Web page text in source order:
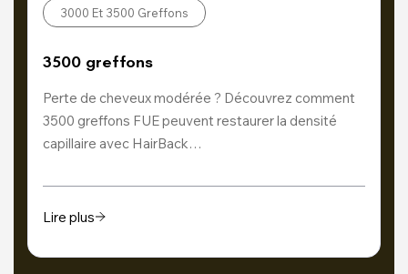
3000 Et 3500 Greffons
3500 greffons
Perte de cheveux modérée ? Découvrez comment
3500 greffons FUE peuvent restaurer la densité
capillaire avec HairBack…
Lire plus